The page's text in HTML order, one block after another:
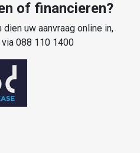
of financieren?
uw aanvraag online in,
088 110 1400